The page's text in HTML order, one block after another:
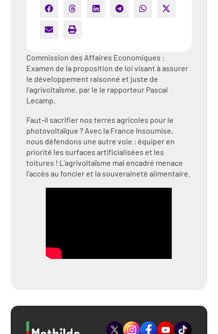
Commission des Affaires Economiques :
Examen de la proposition de loi visant à assurer
le développement raisonné et juste de
l’agrivoltaïsme, par le le rapporteur Pascal
Lecamp.
Faut-il sacrifier nos terres agricoles pour le
photovoltaïque ? Avec la France Insoumise,
nous défendons une autre voie : équiper en
priorité les surfaces artificialisées et les
toitures ! L’agrivoltaïsme mal encadré menace
l’accès au foncier et la souveraineté alimentaire.